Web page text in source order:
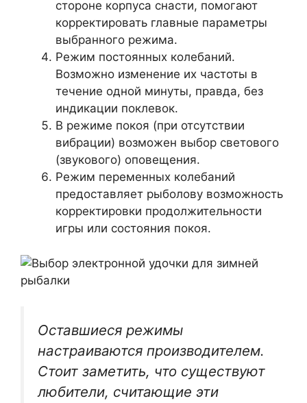
стороне корпуса снасти, помогают
корректировать главные параметры
выбранного режима.
Режим постоянных колебаний.
Возможно изменение их частоты в
течение одной минуты, правда, без
индикации поклевок.
В режиме покоя (при отсутствии
вибрации) возможен выбор светового
(звукового) оповещения.
Режим переменных колебаний
предоставляет рыболову возможность
корректировки продолжительности
игры или состояния покоя.
Оставшиеся режимы
настраиваются производителем.
Стоит заметить, что существуют
любители, считающие эти